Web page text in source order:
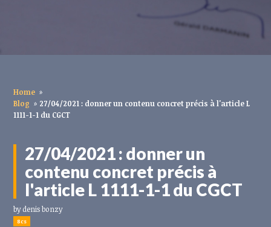
Home »
Blog » 27/04/2021 : donner un contenu concret précis à l'article L
1111-1-1 du CGCT
27/04/2021 : donner un
contenu concret précis à
l'article L 1111-1-1 du CGCT
bydenis bonzy
8cs